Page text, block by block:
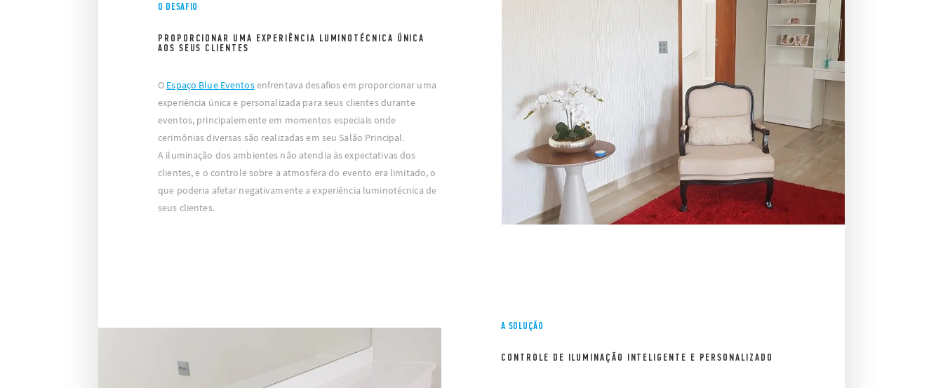
O DESAFIO
PROPORCIONAR UMA EXPERIÊNCIA LUMINOTÉCNICA ÚNICA
AOS SEUS CLIENTES
O Espaço Blue Eventosenfrentava desafios em proporcionar uma
experiência única e personalizada para seus clientes durante
eventos, principalemente em momentos especiais onde
cerimônias diversas são realizadas em seu Salão Principal.
A iluminação dos ambientes não atendia às expectativas dos
clientes, e o controle sobre a atmosfera do evento era limitado, o
que poderia afetar negativamente a experiência luminotécnica de
seus clientes.
A SOLUÇÃO
CONTROLE DE ILUMINAÇÃO INTELIGENTE E PERSONALIZADO